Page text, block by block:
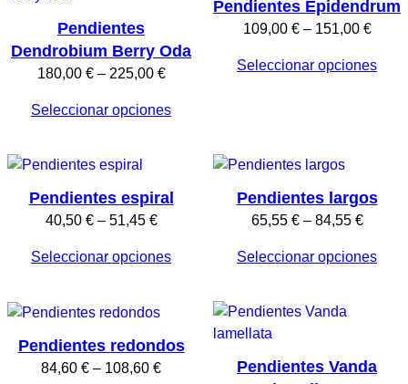
167,00 €
Pendientes
Dendrobium Berry Oda
180,00 € – 225,00 €Rango
precios:
180,00 €
225,00 €
Seleccionar opciones
Pendientes Epidendrum
109,00 € – 151,00 €
Seleccionar opciones
Pendientes espiral
40,50 € – 51,45 €Rango
precios:
40,50 €
51,45 €
Seleccionar opciones
Pendientes largos
65,55 € – 84,55 €Rango
Seleccionar opciones
Pendientes redondos
84,60 € – 108,60 €Rango
Pendientes Vanda